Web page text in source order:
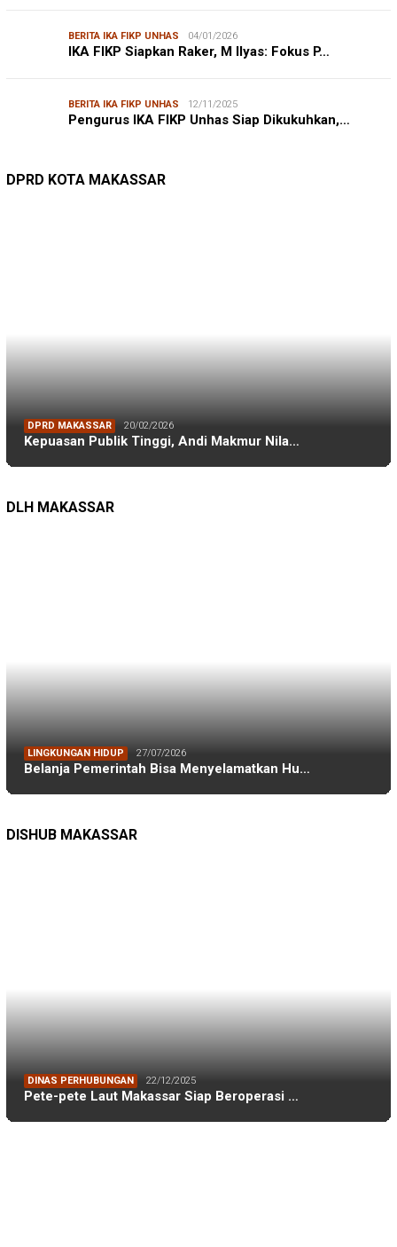
BERITA IKA FIKP UNHAS 04/01/2026
IKA FIKP Siapkan Raker, M Ilyas: Fokus P…
BERITA IKA FIKP UNHAS 12/11/2025
Pengurus IKA FIKP Unhas Siap Dikukuhkan,…
DPRD KOTA MAKASSAR
Kepuasan Publik Tinggi, Andi Makmur Nila…
Belanja Pemerintah Bisa Menyelamatkan Hu…
Pete-pete Laut Makassar Siap Beroperasi …